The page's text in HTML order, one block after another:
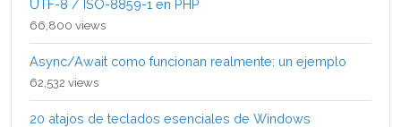
UTF-8 / ISO-8859-1 en PHP
66,800 views
Async/Await como funcionan realmente: un ejemplo
62,532 views
20 atajos de teclados esenciales de Windows